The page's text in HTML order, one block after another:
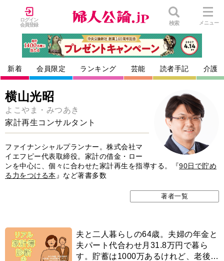
ログイン
会員登録
検索 メニュー
新着 会員限定 ランキング 芸能 読者手記 介護
横山光昭
よこやま・みつあき
家計再生コンサルタント
ファイナンシャルプランナー。株式会社マ
イエフピー代表取締役。家計の借金・ロー
ンを中心に、個々に合わせた家計再生を指導する。『90日で貯め
る力をつける本 』など著書多数
著者一覧
夫と二人暮らしの64歳。夫婦の年金と
夫パート代合わせ月31.8万円で暮ら
す。貯蓄は1000万あるけれど、老後が